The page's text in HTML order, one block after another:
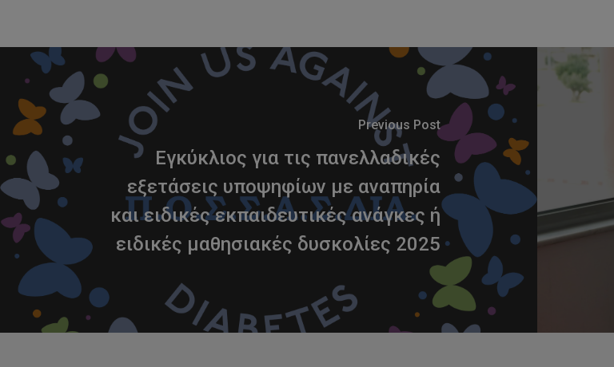
Previous Post
Εγκύκλιος για τις πανελλαδικές
εξετάσεις υποψηφίων με αναπηρία
και ειδικές εκπαιδευτικές ανάγκες ή
ειδικές μαθησιακές δυσκολίες 2025